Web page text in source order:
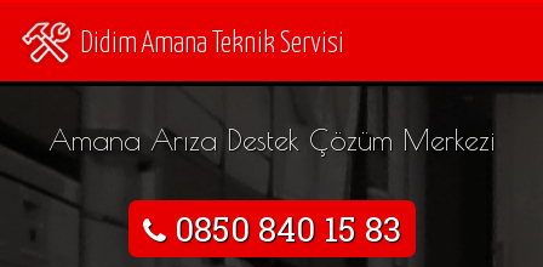
Didim Amana Teknik Servisi
Amana Arıza Destek Çözüm Merkezi
0850 840 15 83